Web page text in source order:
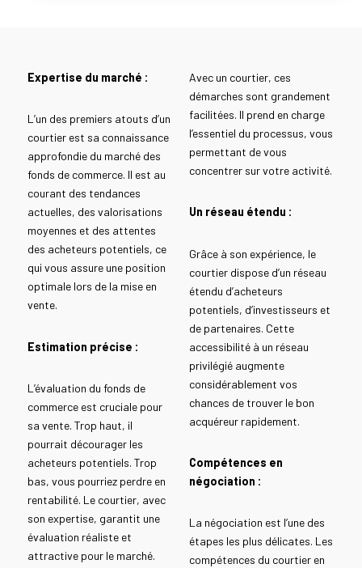
Expertise du marché :
L’un des premiers atouts d’un
courtier est sa connaissance
approfondie du marché des
fonds de commerce. Il est au
courant des tendances
actuelles, des valorisations
moyennes et des attentes
des acheteurs potentiels, ce
qui vous assure une position
optimale lors de la mise en
vente.
Estimation précise :
L’évaluation du fonds de
commerce est cruciale pour
sa vente. Trop haut, il
pourrait décourager les
acheteurs potentiels. Trop
bas, vous pourriez perdre en
rentabilité. Le courtier, avec
son expertise, garantit une
évaluation réaliste et
attractive pour le marché.
Avec un courtier, ces
démarches sont grandement
facilitées. Il prend en charge
l’essentiel du processus, vous
permettant de vous
concentrer sur votre activité.
Un réseau étendu :
Grâce à son expérience, le
courtier dispose d’un réseau
étendu d’acheteurs
potentiels, d’investisseurs et
de partenaires. Cette
accessibilité à un réseau
privilégié augmente
considérablement vos
chances de trouver le bon
acquéreur rapidement.
Compétences en
négociation :
La négociation est l’une des
étapes les plus délicates. Les
compétences du courtier en